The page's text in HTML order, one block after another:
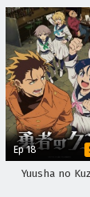
Ep 18
Yuusha no